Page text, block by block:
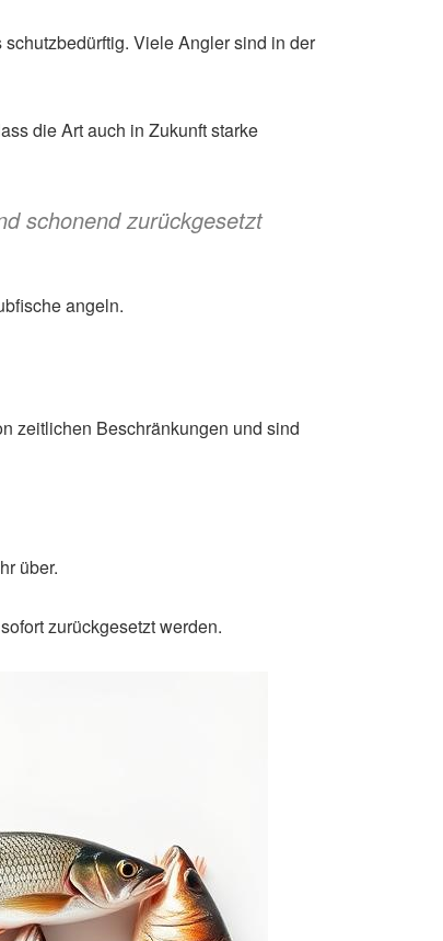
schutzbedürftig. Viele Angler sind in der
die Art auch in Zukunft starke
schonend zurückgesetzt
angeln.
zeitlichen Beschränkungen und sind
über.
zurückgesetzt werden.